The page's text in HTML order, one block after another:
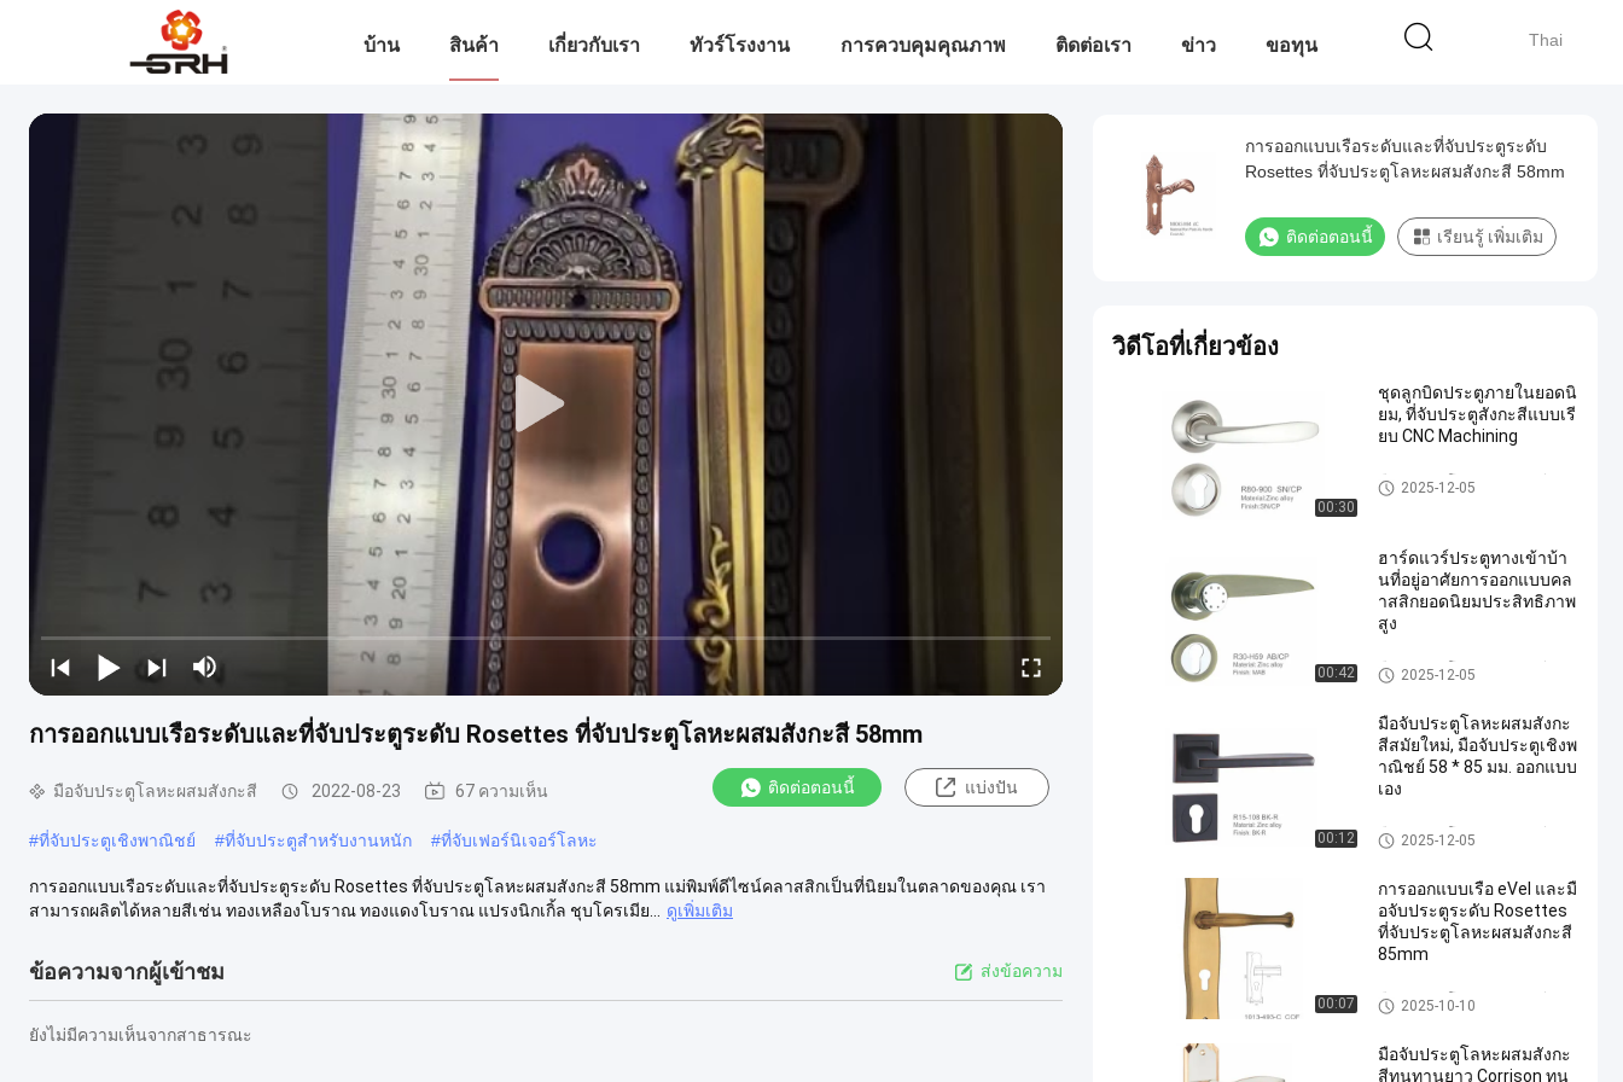
Thai
บ้าน สินค้า เกี่ยวกับเรา ทัวร์โรงงาน การควบคุมคุณภาพ ติดต่อเรา ข่าว ขอทุน
การออกแบบเรือระดับและที่จับประตูระดับ Rosettes ที่จับประตูโลหะผสมสังกะสี 58mm
มือจับประตูโลหะผสมสังกะสี 2022-08-23 67 ความเห็น ติดต่อตอนนี้ แบ่งปัน
#ที่จับประตูเชิงพาณิชย์ #ที่จับประตูสำหรับงานหนัก #ที่จับเฟอร์นิเจอร์โลหะ
การออกแบบเรือระดับและที่จับประตูระดับ Rosettes ที่จับประตูโลหะผสมสังกะสี 58mm แม่พิมพ์ดีไซน์คลาสสิกเป็นที่นิยมในตลาดของคุณ เรา
สามารถผลิตได้หลายสีเช่น ทองเหลืองโบราณ ทองแดงโบราณ แปรงนิกเกิ้ล ชุบโครเมีย...
ดูเพิ่มเติม
ข้อความจากผู้เข้าชม ส่งข้อความ
ยังไม่มีความเห็นจากสาธารณะ
การออกแบบเรือระดับและที่จับประตูระดับ
Rosettes ที่จับประตูโลหะผสมสังกะสี 58mm
ติดต่อตอนนี้ เรียนรู้ เพิ่มเติม
วิดีโอที่เกี่ยวข้อง
00:30
ชุดลูกบิดประตูภายในยอดนิ
ยม, ที่จับประตูสังกะสีแบบเรี
ยบ CNC Machining
มือจับประตูโลหะผสมสังกะสี
2025-12-05
00:42
ฮาร์ดแวร์ประตูทางเข้าบ้า
นที่อยู่อาศัยการออกแบบคล
าสสิกยอดนิยมประสิทธิภาพ
สูง
มือจับประตูโลหะผสมสังกะสี
2025-12-05
00:12
มือจับประตูโลหะผสมสังกะ
สีสมัยใหม่, มือจับประตูเชิงพ
าณิชย์ 58 * 85 มม. ออกแบบ
เอง
มือจับประตูโลหะผสมสังกะสี
2025-12-05
00:07
การออกแบบเรือ eVel และมื
อจับประตูระดับ Rosettes
ที่จับประตูโลหะผสมสังกะสี
85mm
มือจับประตูโลหะผสมสังกะสี
2025-10-10
มือจับประตูโลหะผสมสังกะ
สีทนทานยาว Corrison ทน